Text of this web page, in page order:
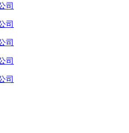
司
司
司
司
司